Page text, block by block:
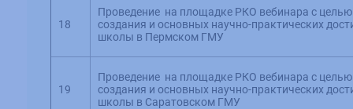
18
Проведение на площадке РКО вебинара с
создания и основных научно-практических
школы в Пермском ГМУ
19
Проведение на площадке РКО вебинара с
создания и основных научно-практических
школы в Саратовском ГМУ